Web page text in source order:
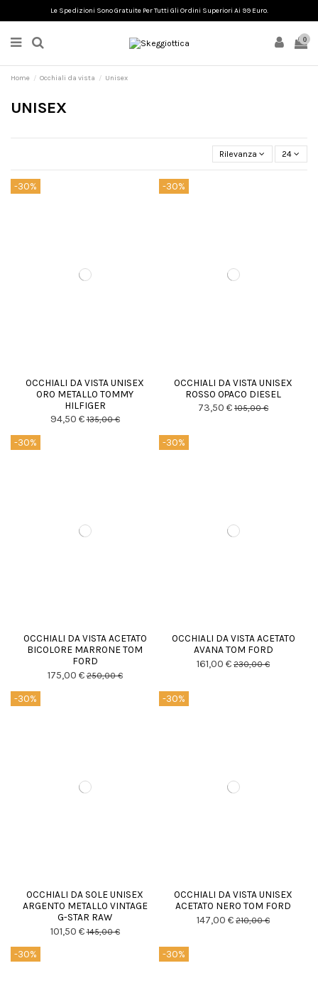
Le Spedizioni Sono Gratuite Per Tutti Gli Ordini Superiori Ai 99 Euro.
0
Home Occhiali da vista Unisex
UNISEX
Rilevanza 24
-30%
OCCHIALI DA VISTA UNISEX
ORO METALLO TOMMY
HILFIGER
94,50 €135,00 €
-30%
OCCHIALI DA VISTA UNISEX
ROSSO OPACO DIESEL
73,50 € 105,00 €
-30%
OCCHIALI DA VISTA ACETATO
BICOLORE MARRONE TOM
FORD
175,00 €250,00 €
-30%
OCCHIALI DA VISTA ACETATO
AVANA TOM FORD
161,00 € 230,00 €
-30%
OCCHIALI DA SOLE UNISEX
ARGENTO METALLO VINTAGE
G-STAR RAW
101,50 €145,00 €
-30%
OCCHIALI DA VISTA UNISEX
ACETATO NERO TOM FORD
147,00 € 210,00 €
-30% -30%